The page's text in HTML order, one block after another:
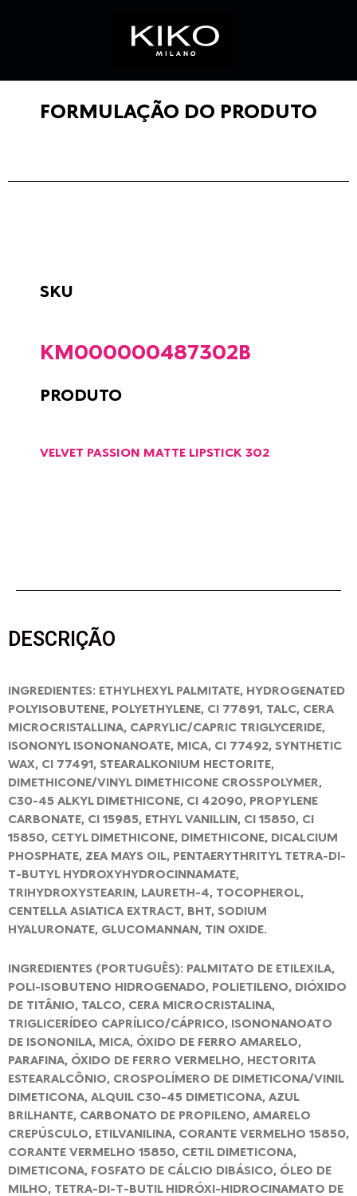
FORMULAÇÃO DO PRODUTO
SKU
KM000000487302B
PRODUTO
VELVET PASSION MATTE LIPSTICK 302
DESCRIÇÃO
INGREDIENTES: ETHYLHEXYL PALMITATE, HYDROGENATED
POLYISOBUTENE, POLYETHYLENE, CI 77891, TALC, CERA
MICROCRISTALLINA, CAPRYLIC/CAPRIC TRIGLYCERIDE,
ISONONYL ISONONANOATE, MICA, CI 77492, SYNTHETIC
WAX, CI 77491, STEARALKONIUM HECTORITE,
DIMETHICONE/VINYL DIMETHICONE CROSSPOLYMER,
C30-45 ALKYL DIMETHICONE, CI 42090, PROPYLENE
CARBONATE, CI 15985, ETHYL VANILLIN, CI 15850, CI
15850, CETYL DIMETHICONE, DIMETHICONE, DICALCIUM
PHOSPHATE, ZEA MAYS OIL, PENTAERYTHRITYL TETRA-DI-
T-BUTYL HYDROXYHYDROCINNAMATE,
TRIHYDROXYSTEARIN, LAURETH-4, TOCOPHEROL,
CENTELLA ASIATICA EXTRACT, BHT, SODIUM
HYALURONATE, GLUCOMANNAN, TIN OXIDE.
INGREDIENTES (PORTUGUÊS): PALMITATO DE ETILEXILA,
POLI-ISOBUTENO HIDROGENADO, POLIETILENO, DIÓXIDO
DE TITÂNIO, TALCO, CERA MICROCRISTALINA,
TRIGLICERÍDEO CAPRÍLICO/CÁPRICO, ISONONANOATO
DE ISONONILA, MICA, ÓXIDO DE FERRO AMARELO,
PARAFINA, ÓXIDO DE FERRO VERMELHO, HECTORITA
ESTEARALCÔNIO, CROSPOLÍMERO DE DIMETICONA/VINIL
DIMETICONA, ALQUIL C30-45 DIMETICONA, AZUL
BRILHANTE, CARBONATO DE PROPILENO, AMARELO
CREPÚSCULO, ETILVANILINA, CORANTE VERMELHO 15850,
CORANTE VERMELHO 15850, CETIL DIMETICONA,
DIMETICONA, FOSFATO DE CÁLCIO DIBÁSICO, ÓLEO DE
MILHO, TETRA-DI-T-BUTIL HIDRÓXI-HIDROCINAMATO DE